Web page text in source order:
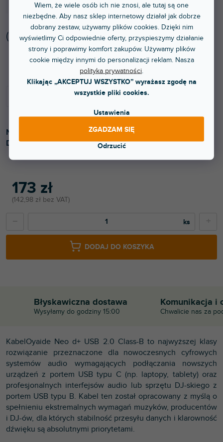
Wiem, że wiele osób ich nie znosi, ale tutaj są one
niezbędne. Aby nasz sklep internetowy działał jak dobrze
dobrany zestaw, używamy plików cookies. Dzięki nim
wyświetlimy Ci odpowiednie oferty, przyspieszymy działanie
strony i poprawimy komfort zakupów. Używamy plików
cookie między innymi do personalizacji reklam. Nasza
polityka prywatności.
Klikając „AKCEPTUJ WSZYSTKO” wyrażasz zgodę na
wszystkie pliki cookies.
Ustawienia
Odrzucić
ZGADZAM SIĘ
173 zł
142,98 zł bez VAT
Dostępny w sklepie stacjonarnym
( 1 szt)
DODAJ DO KOSZYKA
Najwyższej jakości kabel USB typu C na typ B. Klasa B.
Długość 0,7 m. Zielony kolor.
Błyskawiczna dostawa
Wysyłamy do godziny 15:00
Komunikacja i
Chwalicie nas za
KabelOyaide Neo d+ USB 2.0 Class-B to najwyższej klasy
rozwiązanie przeznaczone dla nowoczesnych cyfrowych
systemów audio wymagających podłączania nowszych
urządzeń z portem USB typu C (np. laptopy, tablety) oraz
profesjonalnych interfejsów audio lub sprzętu DJ-skiego z
portem USB typu B. Kabel ten został opracowany z myślą o
spełnieniu ekstremalnych wymagań muzyków, producentów
i DJ-ów, dla których stabilność przesyłu danych i klarowność
dźwięku są absolutnymi priorytetami.